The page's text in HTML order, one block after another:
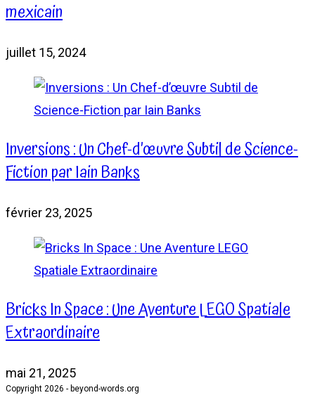
mexicain
juillet 15, 2024
Inversions : Un Chef-d’œuvre Subtil de Science-
Fiction par Iain Banks
février 23, 2025
Bricks In Space : Une Aventure LEGO Spatiale
Extraordinaire
mai 21, 2025
Copyright 2026 - beyond-words.org